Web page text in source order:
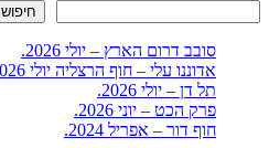
חיפוש
סובב דרום הארץ – יולי 2026.
אדוננו עלי – חוף הרצליה יולי 2026.
תל דן – יולי 2026.
פרק הכט – יוני 2026.
חוף דור – אפריל 2024.